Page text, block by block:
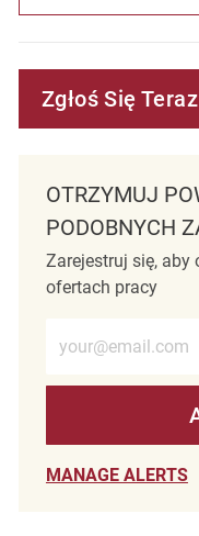
Zgłoś Się Teraz
OTRZYMUJ
PODOBNYCH
Zarejestruj się,
ofertach pracy
MANAGE ALERTS